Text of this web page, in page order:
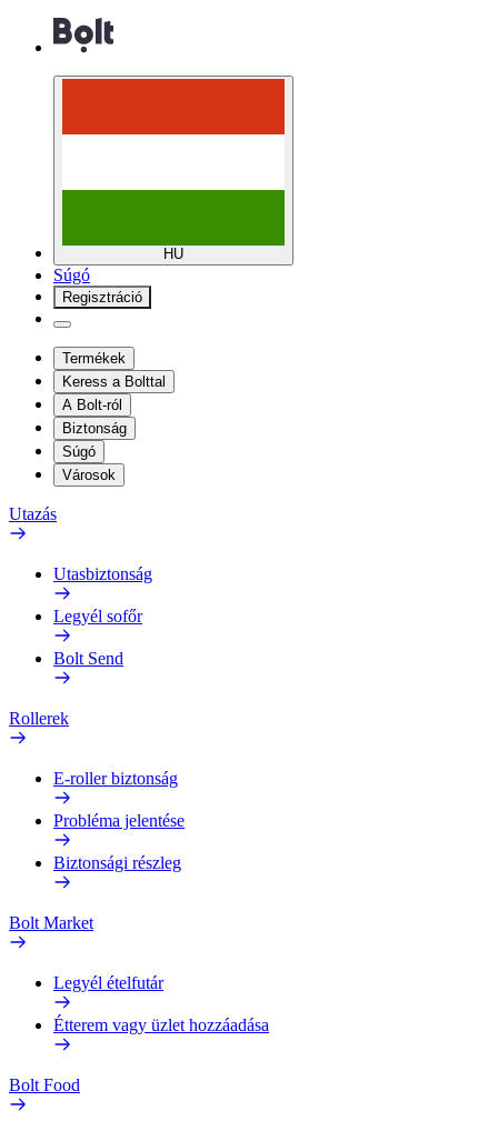
HU
Súgó
Regisztráció
Termékek
Keress a Bolttal
A Bolt-ról
Biztonság
Súgó
Városok
Utazás
Utasbiztonság
Legyél sofőr
Bolt Send
Rollerek
E-roller biztonság
Probléma jelentése
Biztonsági részleg
Bolt Market
Legyél ételfutár
Étterem vagy üzlet hozzáadása
Bolt Food